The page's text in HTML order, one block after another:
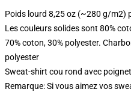
Poids lourd 8,25 oz (~280 g/m2)
Les couleurs solides sont 80%
70% coton, 30% polyester.
polyester
Sweat-shirt cou rond avec
Remarque: Si vous aimez vos